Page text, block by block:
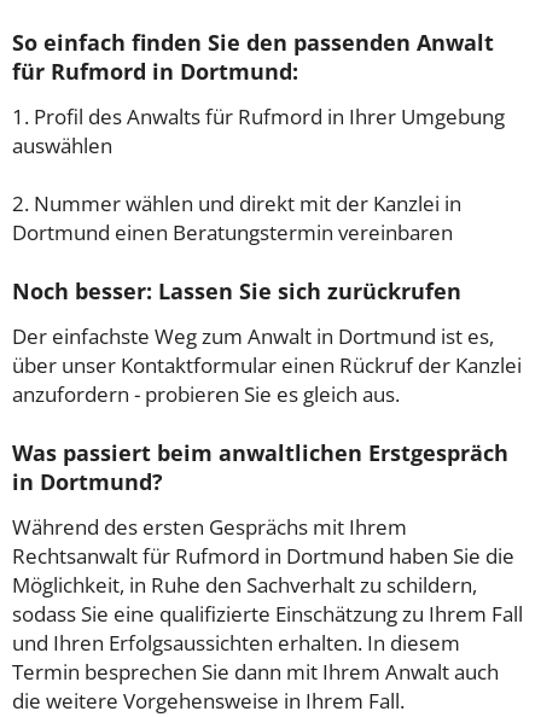
So einfach finden Sie den passenden Anwalt
für Rufmord in Dortmund:
1. Profil des Anwalts für Rufmord in Ihrer Umgebung
auswählen
2. Nummer wählen und direkt mit der Kanzlei in
Dortmund einen Beratungstermin vereinbaren
Noch besser: Lassen Sie sich zurückrufen
Der einfachste Weg zum Anwalt in Dortmund ist es,
über unser Kontaktformular einen Rückruf der Kanzlei
anzufordern - probieren Sie es gleich aus.
Was passiert beim anwaltlichen Erstgespräch
in Dortmund?
Während des ersten Gesprächs mit Ihrem
Rechtsanwalt für Rufmord in Dortmund haben Sie die
Möglichkeit, in Ruhe den Sachverhalt zu schildern,
sodass Sie eine qualifizierte Einschätzung zu Ihrem Fall
und Ihren Erfolgsaussichten erhalten. In diesem
Termin besprechen Sie dann mit Ihrem Anwalt auch
die weitere Vorgehensweise in Ihrem Fall.